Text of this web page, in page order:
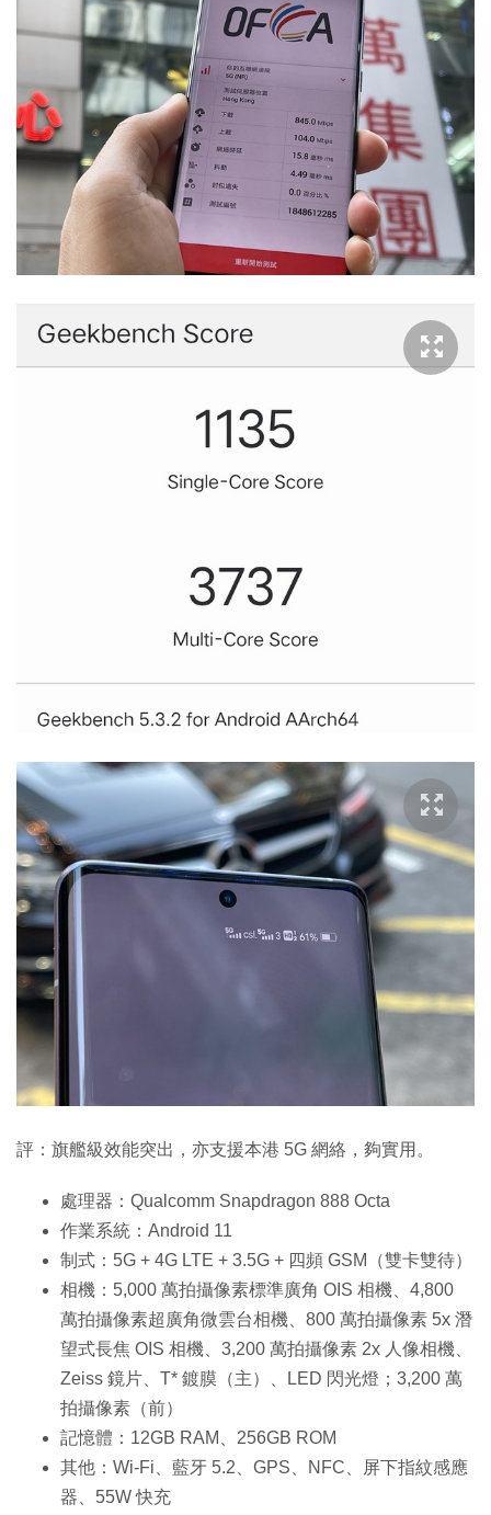
評：旗艦級效能突出，亦支援本港 5G 網絡，夠實用。
處理器：Qualcomm Snapdragon 888 Octa
作業系統：Android 11
制式：5G + 4G LTE + 3.5G + 四頻 GSM（雙卡雙待）
相機：5,000 萬拍攝像素標準廣角 OIS 相機、4,800
萬拍攝像素超廣角微雲台相機、800 萬拍攝像素 5x 潛
望式長焦 OIS 相機、3,200 萬拍攝像素 2x 人像相機、
Zeiss 鏡片、T* 鍍膜（主）、LED 閃光燈；3,200 萬
拍攝像素（前）
記憶體：12GB RAM、256GB ROM
其他：Wi-Fi、藍牙 5.2、GPS、NFC、屏下指紋感應
器、55W 快充